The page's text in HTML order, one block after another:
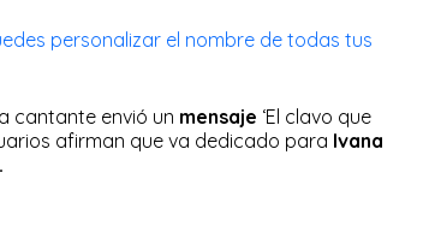
personalizar el nombre de todas tus
cantante envió un mensaje ‘El clavo que
afirman que va dedicado para Ivana